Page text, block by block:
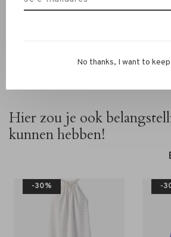
onze winkel in Alkmaar, Ritsevoort
Hier zou je ook
kunnen hebben!
-30% -
No thanks, I want to